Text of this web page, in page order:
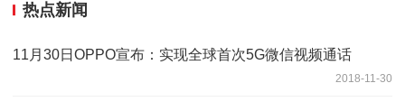
热点新闻
11月30日OPPO宣布：实现全球首次5G微信视频通话
2018-11-30